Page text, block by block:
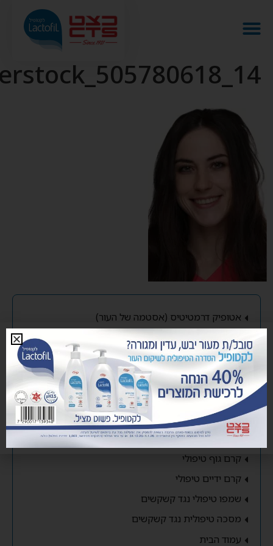
אטופיק דרמטיטיס (אסטמה של העור)
קשקשים
אורטיקריה (חרדלת או סרפדת)
תפרחת חיתולים
סוכרת
עור יבש
תחליב סבון טיפולי
קרם גוף טיפולי
קרם ידיים טיפולי
שמפו טיפולי נגד קשקשים
מסכה טיפולית נגד קשקשים
עמוד הבית